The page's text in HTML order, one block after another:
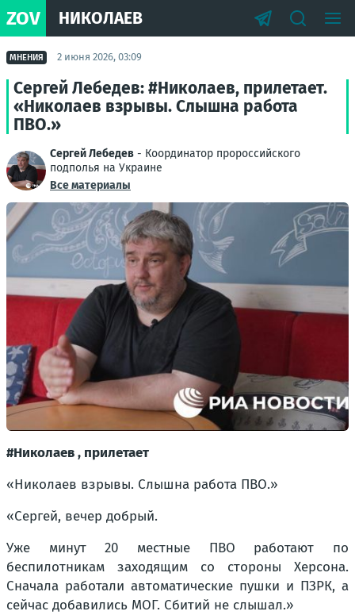
ZOV НИКОЛАЕВ
МНЕНИЯ 2 июня 2026, 03:09
Сергей Лебедев: #Николаев, прилетает.
«Николаев взрывы. Слышна работа
ПВО.»
Сергей Лебедев - Координатор пророссийского
подполья на Украине
Все материалы
#Николаев , прилетает
«Николаев взрывы. Слышна работа ПВО.»
«Сергей, вечер добрый.
Уже минут 20 местные ПВО работают по
беспилотникам заходящим со стороны Херсона.
Сначала работали автоматические пушки и ПЗРК, а
сейчас добавились МОГ. Сбитий не слышал.»